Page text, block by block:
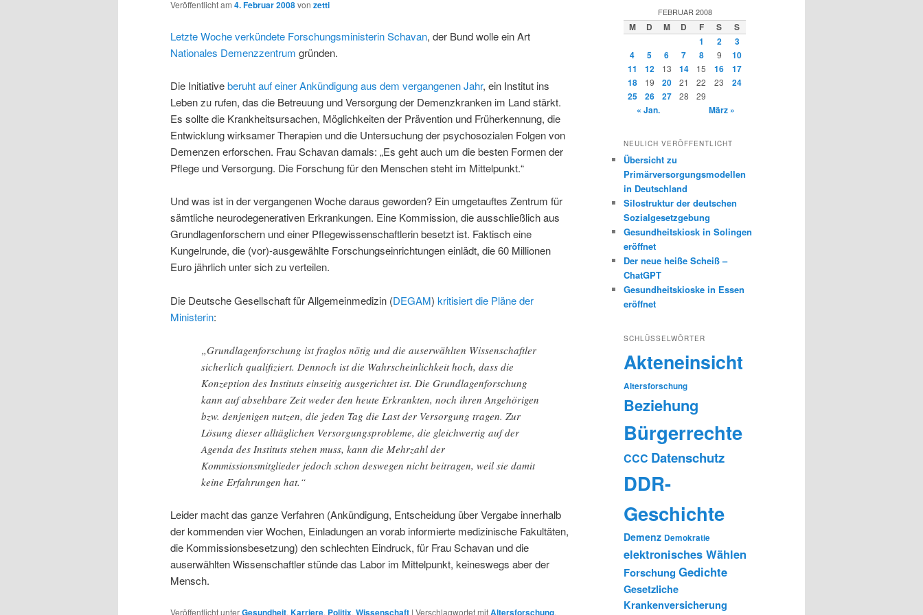
Veröffentlicht am 4. Februar 2008von zetti
Letzte Woche verkündete Forschungsministerin Schavan, der Bund wolle ein Art
Nationales Demenzzentrum gründen.
Die Initiativeberuht auf einer Ankündigung aus dem vergangenen Jahr, ein Institut ins
Leben zu rufen, das die Betreuung und Versorgung der Demenzkranken im Land stärkt.
Es sollte die Krankheitsursachen, Möglichkeiten der Prävention und Früherkennung, die
Entwicklung wirksamer Therapien und die Untersuchung der psychosozialen Folgen von
Demenzen erforschen. Frau Schavan damals: „Es geht auch um die besten Formen der
Pflege und Versorgung. Die Forschung für den Menschen steht im Mittelpunkt.“
Und was ist in der vergangenen Woche daraus geworden? Ein umgetauftes Zentrum für
sämtliche neurodegenerativen Erkrankungen. Eine Kommission, die ausschließlich aus
Grundlagenforschern und einer Pflegewissenschaftlerin besetzt ist. Faktisch eine
Kungelrunde, die (vor)-ausgewählte Forschungseinrichtungen einlädt, die 60 Millionen
Euro jährlich unter sich zu verteilen.
Die Deutsche Gesellschaft für Allgemeinmedizin (DEGAM) kritisiert die Pläne der
Ministerin:
„Grundlagenforschung ist fraglos nötig und die auserwählten Wissenschaftler
sicherlich qualifiziert. Dennoch ist die Wahrscheinlichkeit hoch, dass die
Konzeption des Instituts einseitig ausgerichtet ist. Die Grundlagenforschung
kann auf absehbare Zeit weder den heute Erkrankten, noch ihren Angehörigen
bzw. denjenigen nutzen, die jeden Tag die Last der Versorgung tragen. Zur
Lösung dieser alltäglichen Versorgungsprobleme, die gleichwertig auf der
Agenda des Instituts stehen muss, kann die Mehrzahl der
Kommissionsmitglieder jedoch schon deswegen nicht beitragen, weil sie damit
keine Erfahrungen hat.“
Leider macht das ganze Verfahren (Ankündigung, Entscheidung über Vergabe innerhalb
der kommenden vier Wochen, Einladungen an vorab informierte medizinische Fakultäten,
die Kommissionsbesetzung) den schlechten Eindruck, für Frau Schavan und die
auserwählten Wissenschaftler stünde das Labor im Mittelpunkt, keineswegs aber der
Mensch.
Veröffentlicht unterGesundheit, Karriere, Politix, Wissenschaft | Verschlagwortet mitAltersforschung,
FEBRUAR 2008
M D M D F S
S
1
2
3
4
5 6 7 8 9
10
11
12 13 14 15 16
17
18
19 20 21 22 23
24
25
26 27 28 29
« Jan. März »
NEULICH VERÖFFENTLICHT
Übersicht zu
Primärversorgungsmodellen
in Deutschland
Silostruktur der deutschen
Sozialgesetzgebung
Gesundheitskiosk in Solingen
eröffnet
Der neue heiße Scheiß –
ChatGPT
Gesundheitskioske in Essen
eröffnet
SCHLÜSSELWÖRTER
Akteneinsicht
Altersforschung
Beziehung
Bürgerrechte
CCC Datenschutz
DDR-
Geschichte
Demenz Demokratie
elektronisches Wählen
Forschung Gedichte
Gesetzliche
Krankenversicherung